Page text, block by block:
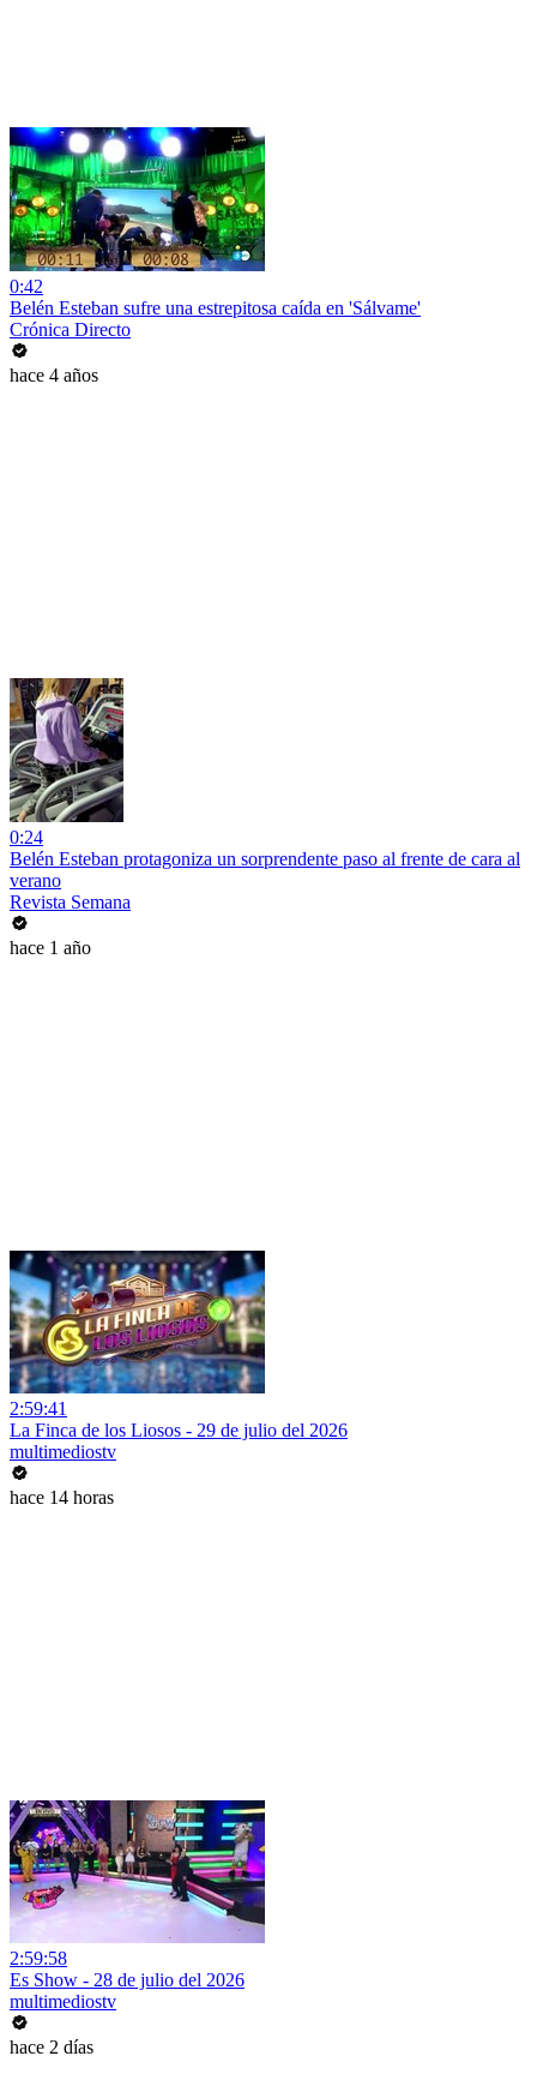
0:42
Belén Esteban sufre una estrepitosa caída en 'Sálvame'
Crónica Directo
hace 4 años
0:24
Belén Esteban protagoniza un sorprendente paso al frente de cara al
verano
Revista Semana
hace 1 año
2:59:41
La Finca de los Liosos - 29 de julio del 2026
multimediostv
hace 14 horas
2:59:58
Es Show - 28 de julio del 2026
multimediostv
hace 2 días